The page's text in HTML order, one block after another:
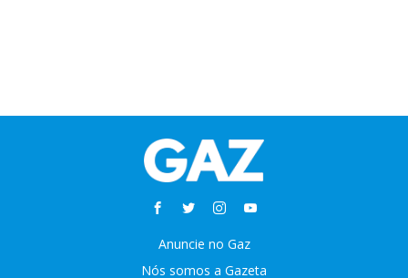
Anuncie no Gaz
Nós somos a Gazeta